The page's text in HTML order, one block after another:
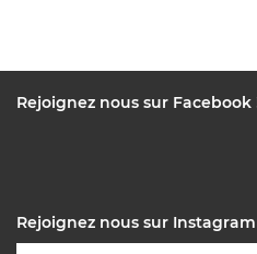
Rejoignez nous sur Facebook
Rejoignez nous sur Instagram